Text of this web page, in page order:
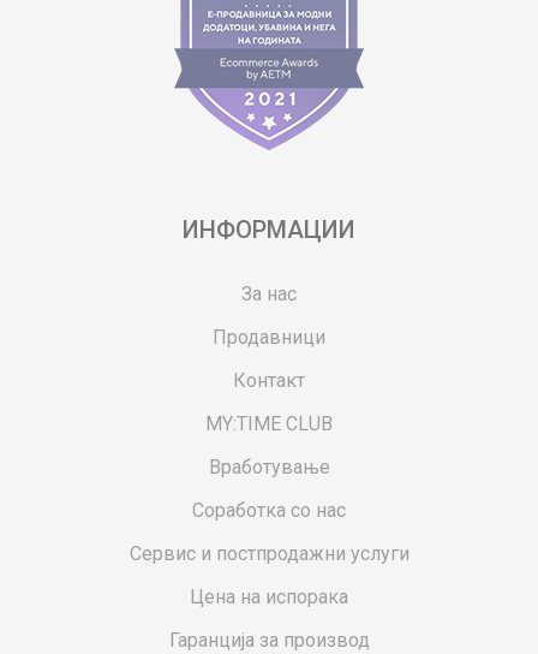
ИНФОРМАЦИИ
За нас
Продавници
Контакт
MY:TIME CLUB
Вработување
Соработка со нас
Сервис и постпродажни услуги
Цена на испорака
Гаранција за производ